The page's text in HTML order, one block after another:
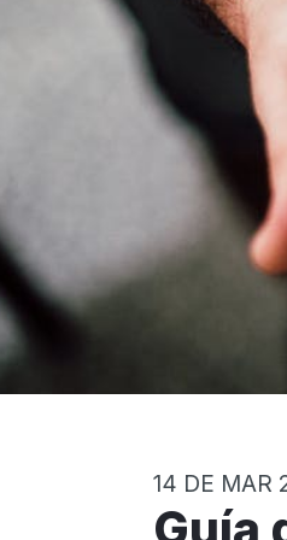
14 DE MAR
Guía de coparentalidad: qué es un